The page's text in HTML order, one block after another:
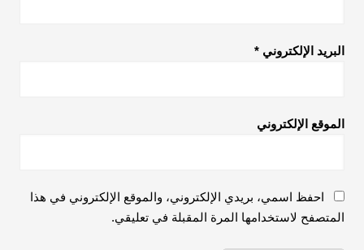
البريد الإلكتروني *
الموقع الإلكتروني
احفظ اسمي، بريدي الإلكتروني، والموقع الإلكتروني في هذا
المتصفح لاستخدامها المرة المقبلة في تعليقي.